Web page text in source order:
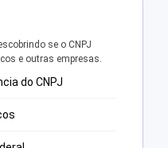
se o CNPJ
e outras empresas.
do CNPJ